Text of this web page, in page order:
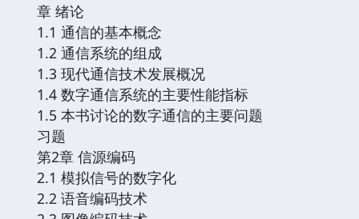
章 绪论
1.1 通信的基本概念
1.2 通信系统的组成
1.3 现代通信技术发展概况
1.4 数字通信系统的主要性能指标
1.5 本书讨论的数字通信的主要问题
习题
第2章 信源编码
2.1 模拟信号的数字化
2.2 语音编码技术